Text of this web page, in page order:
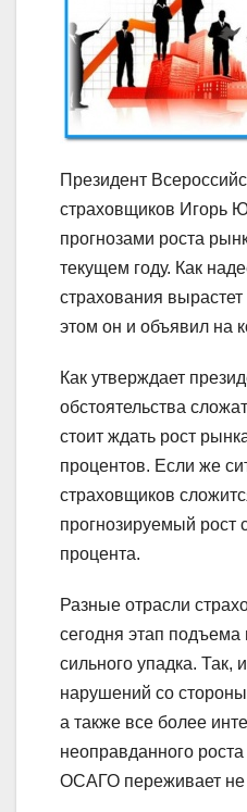
Президент
страховщиков Игорь
прогнозами роста
текущем году. Как
страхования
этом он и объявил
Как утверждает
обстоятельства
стоит ждать рост
процентов. Если же
страховщиков
прогнозируемый рост
процента.
Разные отрасли
сегодня этап
сильного упадка. Так,
нарушений со
а также все более
неоправданного
ОСАГО переживает